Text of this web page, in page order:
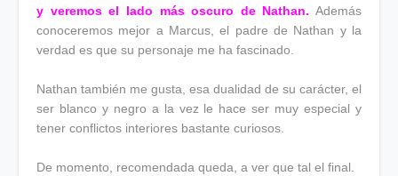
y veremos el lado más oscuro de Nathan. Además
conoceremos mejor a Marcus, el padre de Nathan y la
verdad es que su personaje me ha fascinado.
Nathan también me gusta, esa dualidad de su carácter, el
ser blanco y negro a la vez le hace ser muy especial y
tener conflictos interiores bastante curiosos.
De momento, recomendada queda, a ver que tal el final.